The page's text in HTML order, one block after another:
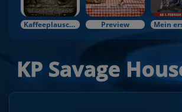
Kaffeeplausch & Kinozauber Preview
KP Savage